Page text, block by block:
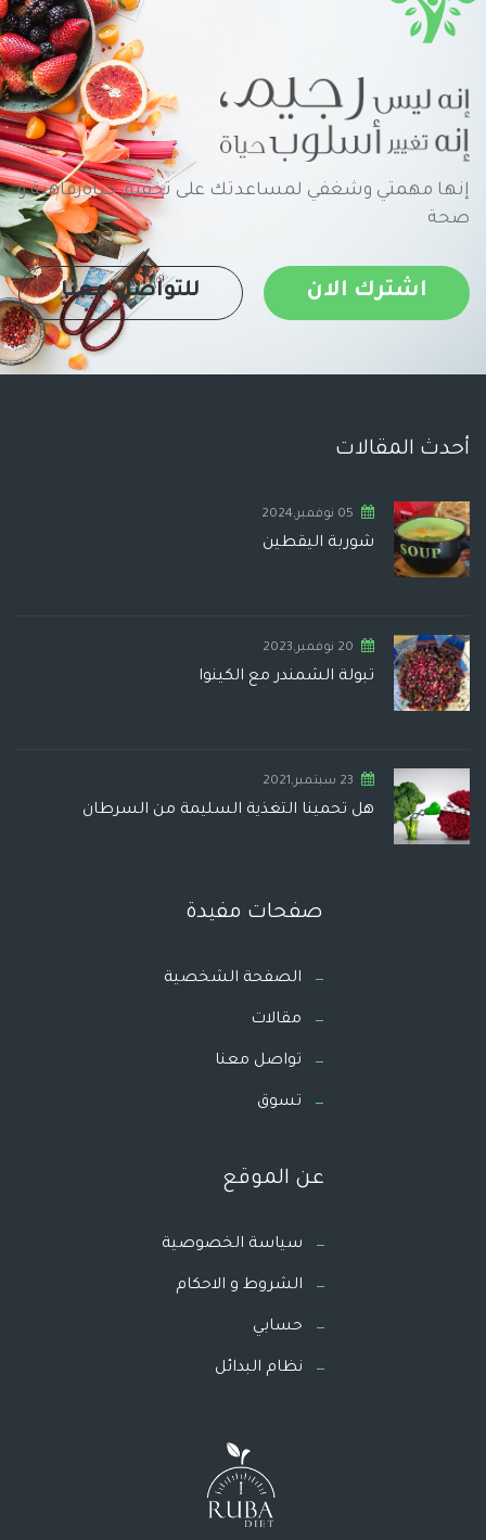
إنها مهمتي وشغفي لمساعدتك على تحقيق حياةرفاهية و
صحة
اشترك الان للتواصل معنا
أحدث المقالات
05 نوفمبر,2024
شوربة اليقطين
20 نوفمبر,2023
تبولة الشمندر مع الكينوا
23 سبتمبر,2021
هل تحمينا التغذية السليمة من السرطان
صفحات مفيدة
الصفحة الشخصية
مقالات
تواصل معنا
تسوق
عن الموقع
سياسة الخصوصية
الشروط و الاحكام
حسابي
نظام البدائل